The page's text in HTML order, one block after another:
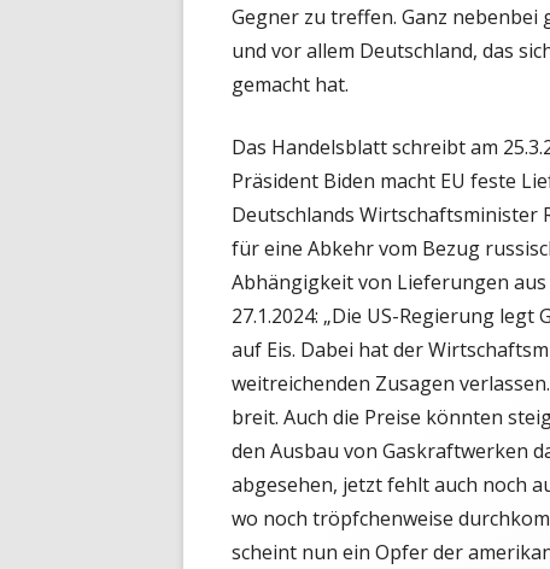
Gegner zu treffen. Ganz nebenbei
und vor allem Deutschland, das
gemacht hat.
Das Handelsblatt schreibt am
Präsident Biden macht EU feste
Deutschlands Wirtschaftsminister
für eine Abkehr vom Bezug
Abhängigkeit von Lieferungen
27.1.2024: „Die US-Regierung
auf Eis. Dabei hat der
weitreichenden Zusagen
breit. Auch die Preise könnten
den Ausbau von Gaskraftwerken
abgesehen, jetzt fehlt auch noch
wo noch tröpfchenweise
scheint nun ein Opfer der